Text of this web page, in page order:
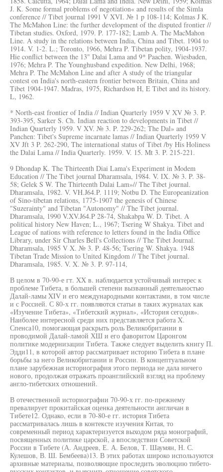
J. K. Some formal problems of negotiation« and results of the Simla
conference // Tibet journal 1991 V XVI. № 1 p 108-114; Kolmas J K.
The McMahon Line: the further development of the disputed frontier //
Tibetan studies. Oxford, 1979. P. 177-182; Lamb A. The MacMahon
Line. A study in the relations between India, China and Tibet. 1904 to
1914. V. 1-2. L.; Toronto, 1966, Mehra P. Tibetan polity, 1904-1937.
Hie conflict between the 13" Dalai Lama and 9* Paachen. Wiesbaden,
1976; Mehra P. The Younghusband expedition. New Delhi, 1968;
Mehra P. The McMahon Line and after A study of the triangular
contest on India's north-eastern frontier between Britain, China and
Tibet 1904-1947. Madras, 1975, Richardson H, E Tibet and its history.
L, 1962.
* North-east frontier of India // Indian Quarterly 1959 V XV № 3. P.
393-395, Sarker S. Ch. Indian reaction to developments in Tibet //
Indian Quarterly 1959. V XV. № 3. P. 229-262; The Dal» and
Panchen: Tibet's Supreme incarnate lamas // Indian Quarterly 1959 V
XV Jft 3 P. 262-290, The international status of Tibet /by His Holiness
the Dalai Lama // India Quarterly. 1959. V. 15. Mt 3. P. 215-221.
9 Dhondap K. The Thirteenth Diai Lama's Experiment in Modem
Education // The Tibet journal Dharamsala, 1984. V. IX. № 3. P. 38-
58; Gelek S W. The Thirteenth Dalai Lam»// The Tibet journal.
Dharamsala, 1982. V. VH.J64.P. 1119; Notbu D. The Europeanization
of Sino-tibetan relations, 1775-1907 the genesis of Chinese
"Suzerainty" and Tibetan "Autonomy" // The Tibet journal.
Dharamsala, 1990 V.XV.J64.P 28-74, Shakabpa W. D. Tibet. A
political history New Haven; L., 1967; Tsering W Shakya. Tibet and
League of nations with reference to letters found in the India Office
Library, under Sir Charles Bell's Collections // The Tibet Journal.
Dharamsala, 1985 V X. № 3. P. 48-56; Tsering W. Shakya. 1948
Tibetan Trade Mission to United Kingdom // The Tibet journal.
Dharamsala, 1985. V. X. № 3. P. 97-114,
В целом в 70-90-е гт. XX в. наблюдается устойчивый интерес к
проблеме Тибета, в большей степени вызванный деятельностью
Далай-ламы XIV и его международными контактами, в том числе
и с Россией. С 80-х гг. появляются статьи в таких журналах как
«Изучение Тибета», «Тибетский журнал», «История сегодня».
Наиболее интересной среди них представляется работа X.
Спенса10, помогающая раскрыть роль Великобритании в
проводимой Далай-ламой ХШ и его фаворитом Царонгом
политике модернизации Тибета. Также следует выделить книгу П.
Эдди11, в которой автор рассматривает историю Тибета в плане
борьбы за него Великобритании и России. В концептуальном
плане зарубежная историография этого периода не дала ничего
нового, продолжая отражать проанглийский взгляд на проблему
англо-тибетских отношений.
В отечественной историографии 70-90-х гг. по-прежнему
превалирует прокитайская оценка деятельности англичан в
Тибете12. Однако, если в 70-80-е гг. история Тибета
рассматривалась лишь в контексте изучения Китая, то
современный период характеризуется выходом ряда монографий,
посвященных политике царской, а впоследствии Советской
России в Тибете (А. Андреев, Е. А. Белов, Т. Шаумян, Н. С.
Кулешов, В. Ш. Бембеева)13. В этих работах широко используются
архивные материалы, позволяющие проследить эволюцию тибето-